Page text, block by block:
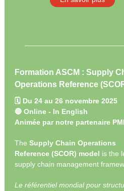
Formation ASCM : Supply
Operations Reference
🗓️ Du 24 au 26 novembre 2025
🔴 Online - In English
Animée par notre partenaire PMI
The Supply Chain Operations
Reference (SCOR) model is the
supply chain management
Le référentiel mondial pour